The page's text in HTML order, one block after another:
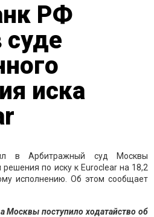
РФ
суде
иска
в Арбитражный суд Москвы
по иску к Euroclear на 18,2
исполнению. Об этом сообщает
Москвы поступило ходатайство об